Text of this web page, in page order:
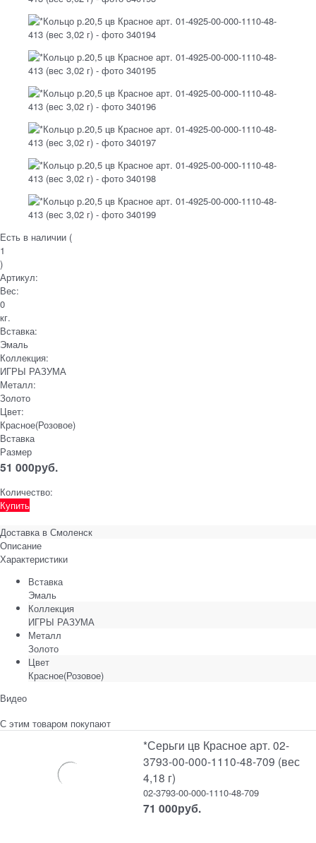
Есть в наличии (
1
)
Артикул:
Вес:
0
кг.
Вставка:
Эмаль
Коллекция:
ИГРЫ РАЗУМА
Металл:
Золото
Цвет:
Красное(Розовое)
Вставка
Размер
51 000руб.
Количество:
Купить
Доставка в Смоленск
Описание
Характеристики
Вставка
Эмаль
Коллекция
ИГРЫ РАЗУМА
Металл
Золото
Цвет
Красное(Розовое)
Видео
С этим товаром покупают
*Серьги цв Красное арт. 02-
3793-00-000-1110-48-709 (вес
4,18 г)
02-3793-00-000-1110-48-709
71 000руб.